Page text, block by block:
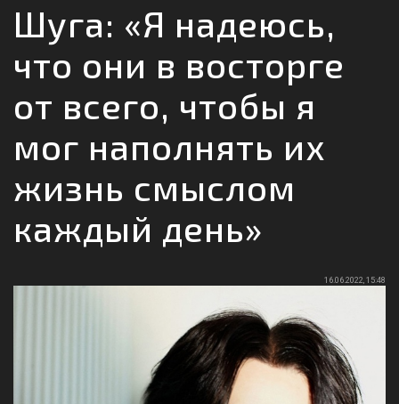
Шуга: «Я надеюсь,
что они в восторге
от всего, чтобы я
мог наполнять их
жизнь смыслом
каждый день»
16.06.2022, 15:48